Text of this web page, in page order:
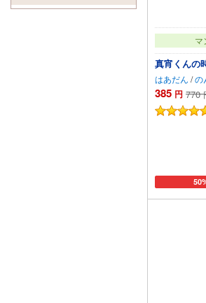
マ
真宵くんの
はあだん /の
385 円 770
カー